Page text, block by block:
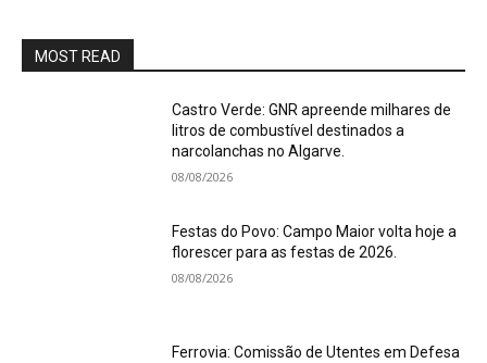
MOST READ
Castro Verde: GNR apreende milhares de
litros de combustível destinados a
narcolanchas no Algarve.
08/08/2026
Festas do Povo: Campo Maior volta hoje a
florescer para as festas de 2026.
08/08/2026
Ferrovia: Comissão de Utentes em Defesa